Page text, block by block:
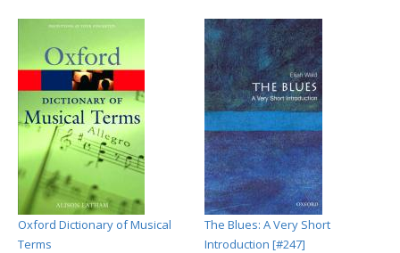
Oxford Dictionary of Musical
Terms
The Blues: A Very Short
Introduction [#247]